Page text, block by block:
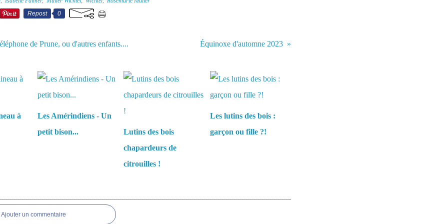
Repost
0
de Prune, ou d'autres enfants.... Équinoxe d'automne 2023
à
Les Amérindiens - Un
petit bison...
Lutins des bois
chapardeurs de
citrouilles !
Les lutins des bois :
garçon ou fille ?!
Ajouter un commentaire